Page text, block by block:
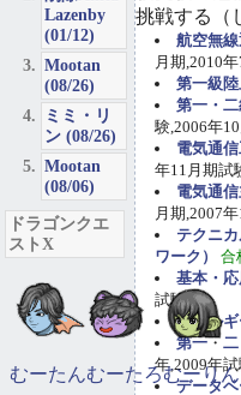
挑戦する（
航空無
月期,2010
第一級
第一・
験,2006年
電気通
年11月期試
電気通
月期,2007
テクニ
ワーク）
合
基本・
試験]
エネル
第一・二
年,2009年
データベ
Lazenby
(01/12)
Mootan
(08/26)
ミミ・リ
ン (08/26)
Mootan
(08/06)
ドラゴンクエ
ストX
むーたんむーたろむーりん